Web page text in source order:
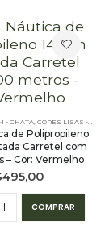
- CHATA, CORES LISAS - 300 METROS - 14MM - CHATA
de Polipropileno
Carretel com
– Cor: Vermelho
495,00
COMPRAR